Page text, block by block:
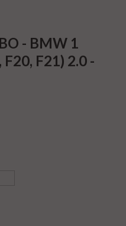
- BMW 1
F20, F21) 2.0 -